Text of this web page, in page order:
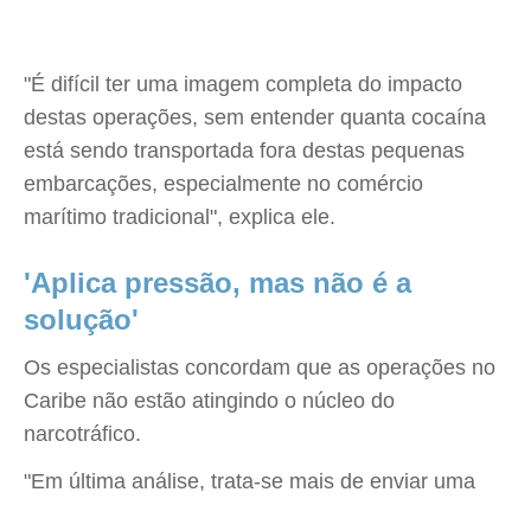
"É difícil ter uma imagem completa do impacto
destas operações, sem entender quanta cocaína
está sendo transportada fora destas pequenas
embarcações, especialmente no comércio
marítimo tradicional", explica ele.
'Aplica pressão, mas não é a
solução'
Os especialistas concordam que as operações no
Caribe não estão atingindo o núcleo do
narcotráfico.
"Em última análise, trata-se mais de enviar uma